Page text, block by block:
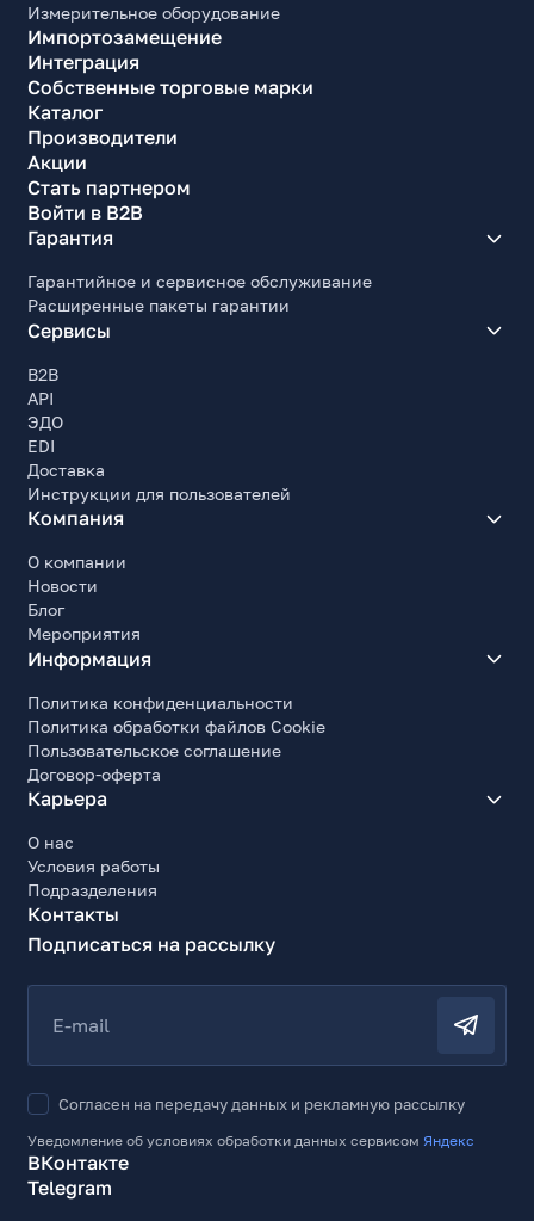
Измерительное оборудование
Импортозамещение
Интеграция
Собственные торговые марки
Каталог
Производители
Акции
Стать партнером
Войти в B2B
Гарантия
Гарантийное и сервисное обслуживание
Расширенные пакеты гарантии
Сервисы
B2B
API
ЭДО
EDI
Доставка
Инструкции для пользователей
Компания
О компании
Новости
Блог
Мероприятия
Информация
Политика конфиденциальности
Политика обработки файлов Cookie
Пользовательское соглашение
Договор-оферта
Карьера
О нас
Условия работы
Подразделения
Контакты
Подписаться на рассылку
E-mail
Согласен на передачу данных и рекламную рассылку
Уведомление об условиях обработки данных сервисомЯндекс
ВКонтакте
Telegram